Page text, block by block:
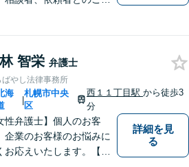
智栄 弁護士
ばやし法律事務所
海
|
札幌市中央
区
西１１丁目駅から徒歩3
分
性弁護士】個人のお客
企業のお客様のお悩みに
お応えいたします。【西1
詳細を見
る